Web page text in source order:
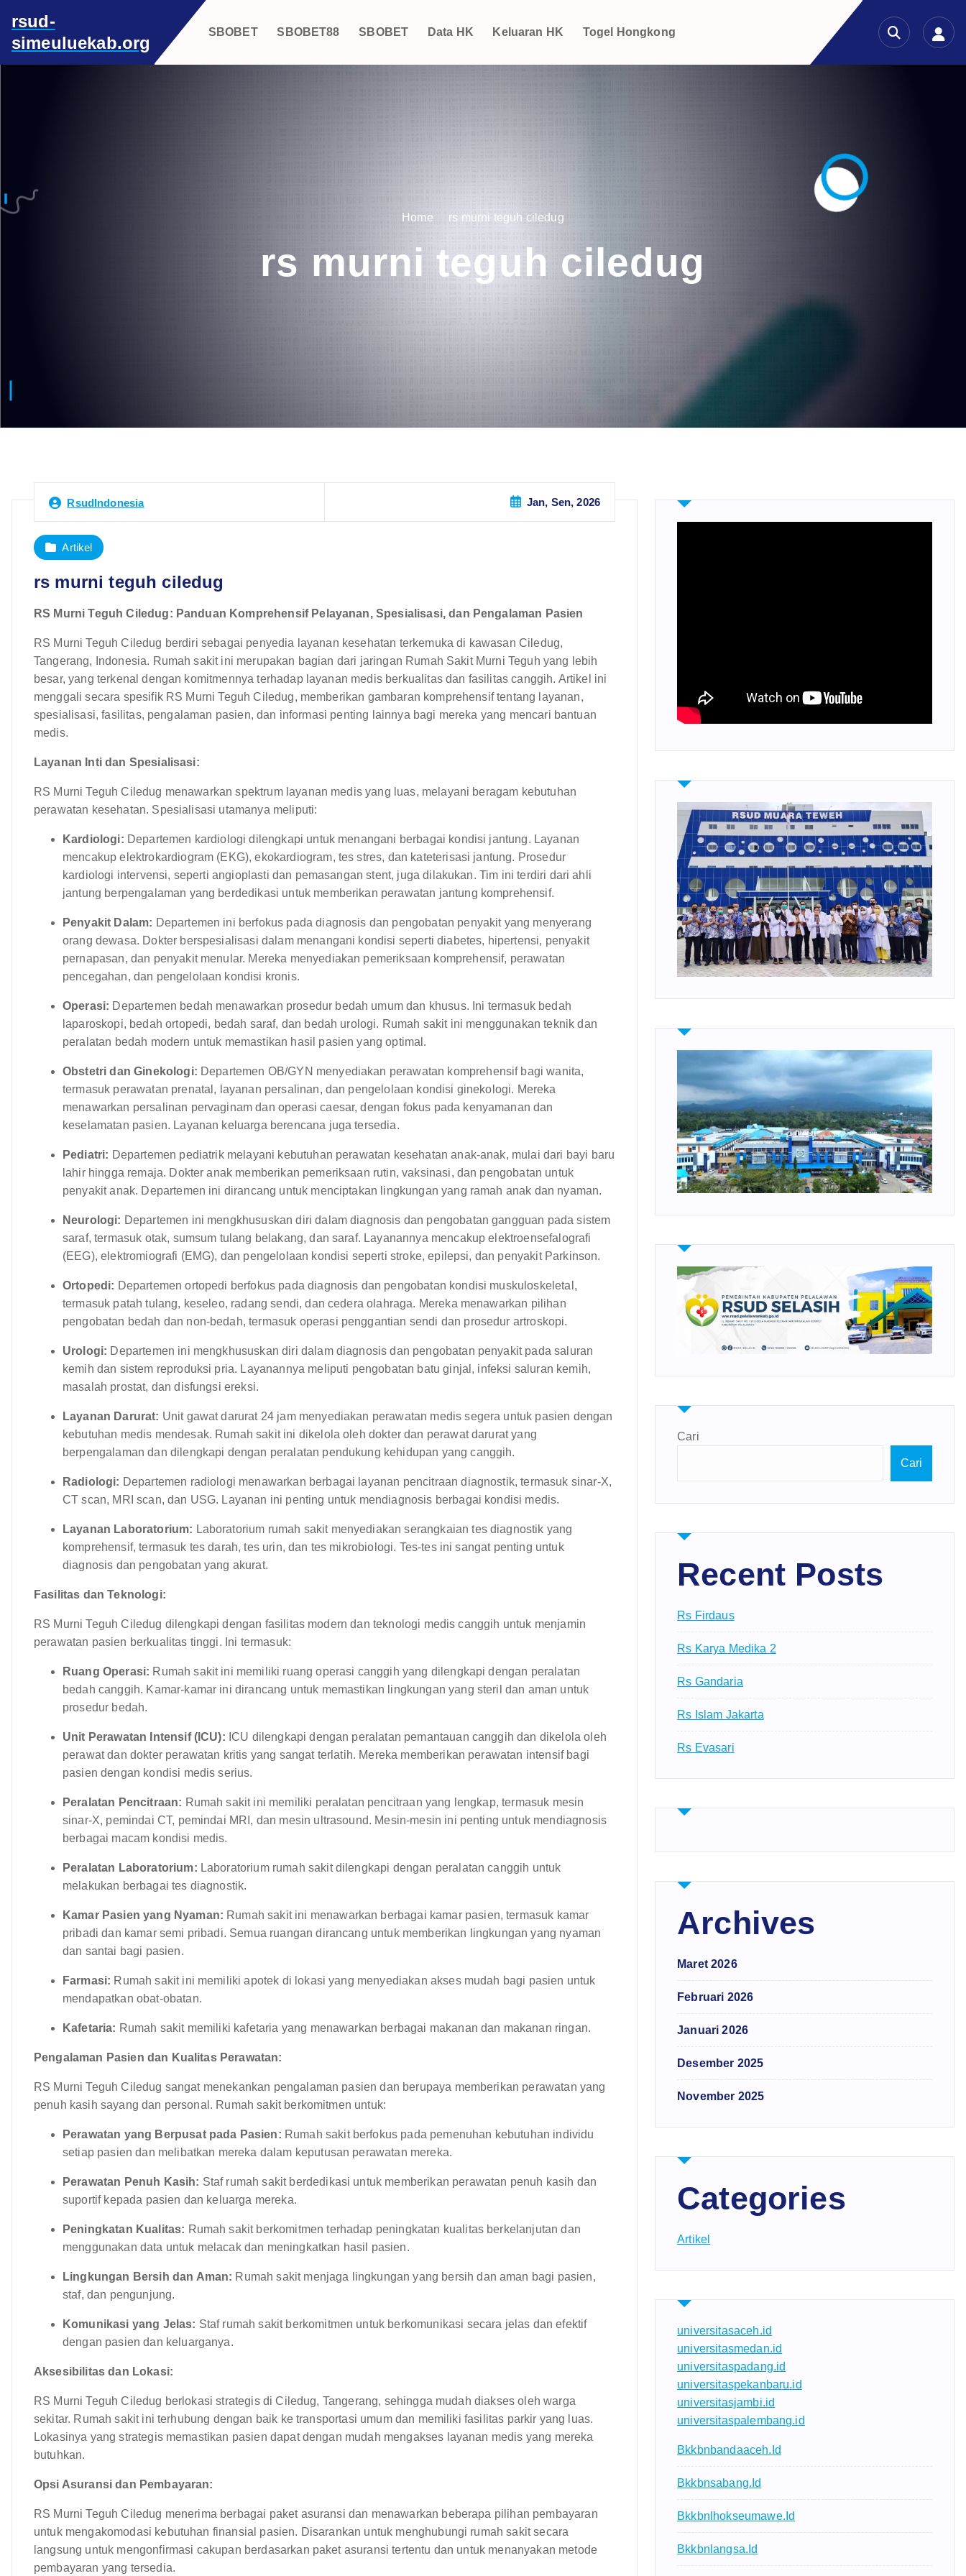
p
n
rsud-
simeuluekab.org
SBOBET SBOBET88 SBOBET Data HK Keluaran HK Togel Hongkong
Home rs murni teguh ciledug
rs murni teguh ciledug
RsudIndonesia Jan, Sen, 2026
Artikel
rs murni teguh ciledug
RS Murni Teguh Ciledug: Panduan Komprehensif Pelayanan, Spesialisasi, dan Pengalaman Pasien
RS Murni Teguh Ciledug berdiri sebagai penyedia layanan kesehatan terkemuka di kawasan Ciledug,
Tangerang, Indonesia. Rumah sakit ini merupakan bagian dari jaringan Rumah Sakit Murni Teguh yang lebih
besar, yang terkenal dengan komitmennya terhadap layanan medis berkualitas dan fasilitas canggih. Artikel ini
menggali secara spesifik RS Murni Teguh Ciledug, memberikan gambaran komprehensif tentang layanan,
spesialisasi, fasilitas, pengalaman pasien, dan informasi penting lainnya bagi mereka yang mencari bantuan
medis.
Layanan Inti dan Spesialisasi:
RS Murni Teguh Ciledug menawarkan spektrum layanan medis yang luas, melayani beragam kebutuhan
perawatan kesehatan. Spesialisasi utamanya meliputi:
Kardiologi: Departemen kardiologi dilengkapi untuk menangani berbagai kondisi jantung. Layanan
mencakup elektrokardiogram (EKG), ekokardiogram, tes stres, dan kateterisasi jantung. Prosedur
kardiologi intervensi, seperti angioplasti dan pemasangan stent, juga dilakukan. Tim ini terdiri dari ahli
jantung berpengalaman yang berdedikasi untuk memberikan perawatan jantung komprehensif.
Penyakit Dalam: Departemen ini berfokus pada diagnosis dan pengobatan penyakit yang menyerang
orang dewasa. Dokter berspesialisasi dalam menangani kondisi seperti diabetes, hipertensi, penyakit
pernapasan, dan penyakit menular. Mereka menyediakan pemeriksaan komprehensif, perawatan
pencegahan, dan pengelolaan kondisi kronis.
Operasi: Departemen bedah menawarkan prosedur bedah umum dan khusus. Ini termasuk bedah
laparoskopi, bedah ortopedi, bedah saraf, dan bedah urologi. Rumah sakit ini menggunakan teknik dan
peralatan bedah modern untuk memastikan hasil pasien yang optimal.
Obstetri dan Ginekologi: Departemen OB/GYN menyediakan perawatan komprehensif bagi wanita,
termasuk perawatan prenatal, layanan persalinan, dan pengelolaan kondisi ginekologi. Mereka
menawarkan persalinan pervaginam dan operasi caesar, dengan fokus pada kenyamanan dan
keselamatan pasien. Layanan keluarga berencana juga tersedia.
Pediatri: Departemen pediatrik melayani kebutuhan perawatan kesehatan anak-anak, mulai dari bayi baru
lahir hingga remaja. Dokter anak memberikan pemeriksaan rutin, vaksinasi, dan pengobatan untuk
penyakit anak. Departemen ini dirancang untuk menciptakan lingkungan yang ramah anak dan nyaman.
Neurologi: Departemen ini mengkhususkan diri dalam diagnosis dan pengobatan gangguan pada sistem
saraf, termasuk otak, sumsum tulang belakang, dan saraf. Layanannya mencakup elektroensefalografi
(EEG), elektromiografi (EMG), dan pengelolaan kondisi seperti stroke, epilepsi, dan penyakit Parkinson.
Ortopedi: Departemen ortopedi berfokus pada diagnosis dan pengobatan kondisi muskuloskeletal,
termasuk patah tulang, keseleo, radang sendi, dan cedera olahraga. Mereka menawarkan pilihan
pengobatan bedah dan non-bedah, termasuk operasi penggantian sendi dan prosedur artroskopi.
Urologi: Departemen ini mengkhususkan diri dalam diagnosis dan pengobatan penyakit pada saluran
kemih dan sistem reproduksi pria. Layanannya meliputi pengobatan batu ginjal, infeksi saluran kemih,
masalah prostat, dan disfungsi ereksi.
Layanan Darurat: Unit gawat darurat 24 jam menyediakan perawatan medis segera untuk pasien dengan
kebutuhan medis mendesak. Rumah sakit ini dikelola oleh dokter dan perawat darurat yang
berpengalaman dan dilengkapi dengan peralatan pendukung kehidupan yang canggih.
Radiologi: Departemen radiologi menawarkan berbagai layanan pencitraan diagnostik, termasuk sinar-X,
CT scan, MRI scan, dan USG. Layanan ini penting untuk mendiagnosis berbagai kondisi medis.
Layanan Laboratorium: Laboratorium rumah sakit menyediakan serangkaian tes diagnostik yang
komprehensif, termasuk tes darah, tes urin, dan tes mikrobiologi. Tes-tes ini sangat penting untuk
diagnosis dan pengobatan yang akurat.
Fasilitas dan Teknologi:
RS Murni Teguh Ciledug dilengkapi dengan fasilitas modern dan teknologi medis canggih untuk menjamin
perawatan pasien berkualitas tinggi. Ini termasuk:
Ruang Operasi: Rumah sakit ini memiliki ruang operasi canggih yang dilengkapi dengan peralatan
bedah canggih. Kamar-kamar ini dirancang untuk memastikan lingkungan yang steril dan aman untuk
prosedur bedah.
Unit Perawatan Intensif (ICU): ICU dilengkapi dengan peralatan pemantauan canggih dan dikelola oleh
perawat dan dokter perawatan kritis yang sangat terlatih. Mereka memberikan perawatan intensif bagi
pasien dengan kondisi medis serius.
Peralatan Pencitraan: Rumah sakit ini memiliki peralatan pencitraan yang lengkap, termasuk mesin
sinar-X, pemindai CT, pemindai MRI, dan mesin ultrasound. Mesin-mesin ini penting untuk mendiagnosis
berbagai macam kondisi medis.
Peralatan Laboratorium: Laboratorium rumah sakit dilengkapi dengan peralatan canggih untuk
melakukan berbagai tes diagnostik.
Kamar Pasien yang Nyaman: Rumah sakit ini menawarkan berbagai kamar pasien, termasuk kamar
pribadi dan kamar semi pribadi. Semua ruangan dirancang untuk memberikan lingkungan yang nyaman
dan santai bagi pasien.
Farmasi: Rumah sakit ini memiliki apotek di lokasi yang menyediakan akses mudah bagi pasien untuk
mendapatkan obat-obatan.
Kafetaria: Rumah sakit memiliki kafetaria yang menawarkan berbagai makanan dan makanan ringan.
Pengalaman Pasien dan Kualitas Perawatan:
RS Murni Teguh Ciledug sangat menekankan pengalaman pasien dan berupaya memberikan perawatan yang
penuh kasih sayang dan personal. Rumah sakit berkomitmen untuk:
Perawatan yang Berpusat pada Pasien: Rumah sakit berfokus pada pemenuhan kebutuhan individu
setiap pasien dan melibatkan mereka dalam keputusan perawatan mereka.
Perawatan Penuh Kasih: Staf rumah sakit berdedikasi untuk memberikan perawatan penuh kasih dan
suportif kepada pasien dan keluarga mereka.
Peningkatan Kualitas: Rumah sakit berkomitmen terhadap peningkatan kualitas berkelanjutan dan
menggunakan data untuk melacak dan meningkatkan hasil pasien.
Lingkungan Bersih dan Aman: Rumah sakit menjaga lingkungan yang bersih dan aman bagi pasien,
staf, dan pengunjung.
Komunikasi yang Jelas: Staf rumah sakit berkomitmen untuk berkomunikasi secara jelas dan efektif
dengan pasien dan keluarganya.
Aksesibilitas dan Lokasi:
RS Murni Teguh Ciledug berlokasi strategis di Ciledug, Tangerang, sehingga mudah diakses oleh warga
sekitar. Rumah sakit ini terhubung dengan baik ke transportasi umum dan memiliki fasilitas parkir yang luas.
Lokasinya yang strategis memastikan pasien dapat dengan mudah mengakses layanan medis yang mereka
butuhkan.
Opsi Asuransi dan Pembayaran:
RS Murni Teguh Ciledug menerima berbagai paket asuransi dan menawarkan beberapa pilihan pembayaran
untuk mengakomodasi kebutuhan finansial pasien. Disarankan untuk menghubungi rumah sakit secara
langsung untuk mengonfirmasi cakupan berdasarkan paket asuransi tertentu dan untuk menanyakan metode
pembayaran yang tersedia.
Cari
Cari
Recent Posts
Rs Firdaus
Rs Karya Medika 2
Rs Gandaria
Rs Islam Jakarta
Rs Evasari
Archives
Maret 2026
Februari 2026
Januari 2026
Desember 2025
November 2025
Categories
Artikel
universitasaceh.id
universitasmedan.id
universitaspadang.id
universitaspekanbaru.id
universitasjambi.id
universitaspalembang.id
Bkkbnbandaaceh.id
Bkkbnsabang.id
Bkkbnlhokseumawe.id
Bkkbnlangsa.id